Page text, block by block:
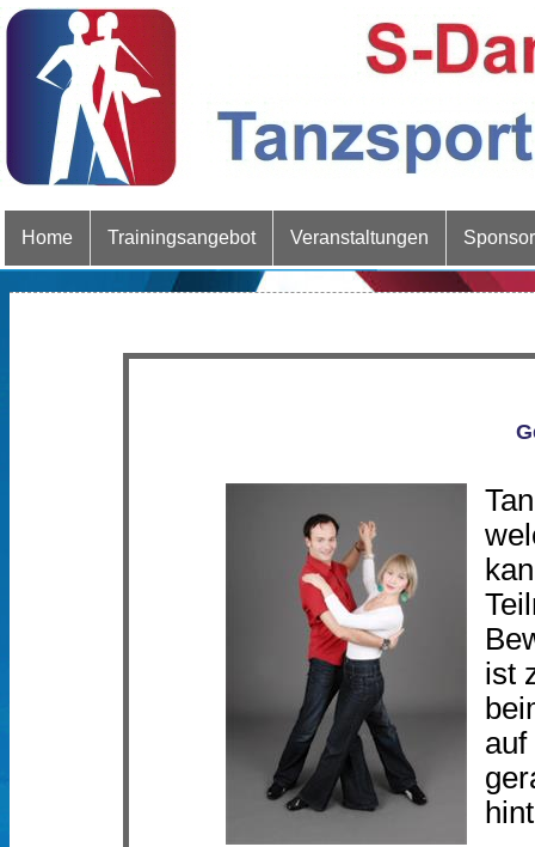
Home Trainingsangebot Veranstaltungen
ist
auf